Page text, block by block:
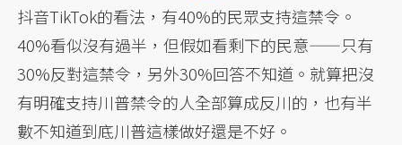
抖音TikTok的看法，有40%的民眾支持這禁令。
40%看似沒有過半，但假如看剩下的民意——只有
30%反對這禁令，另外30%回答不知道。就算把沒
有明確支持川普禁令的人全部算成反川的，也有半
數不知道到底川普這樣做好還是不好。